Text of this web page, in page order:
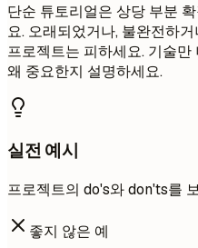
단순 튜토리얼은 상당 부분
요. 오래되었거나, 불완전하
프로젝트는 피하세요. 기술
왜 중요한지 설명하세요.
실전 예시
프로젝트의 do's와 don'ts를
좋지 않은 예